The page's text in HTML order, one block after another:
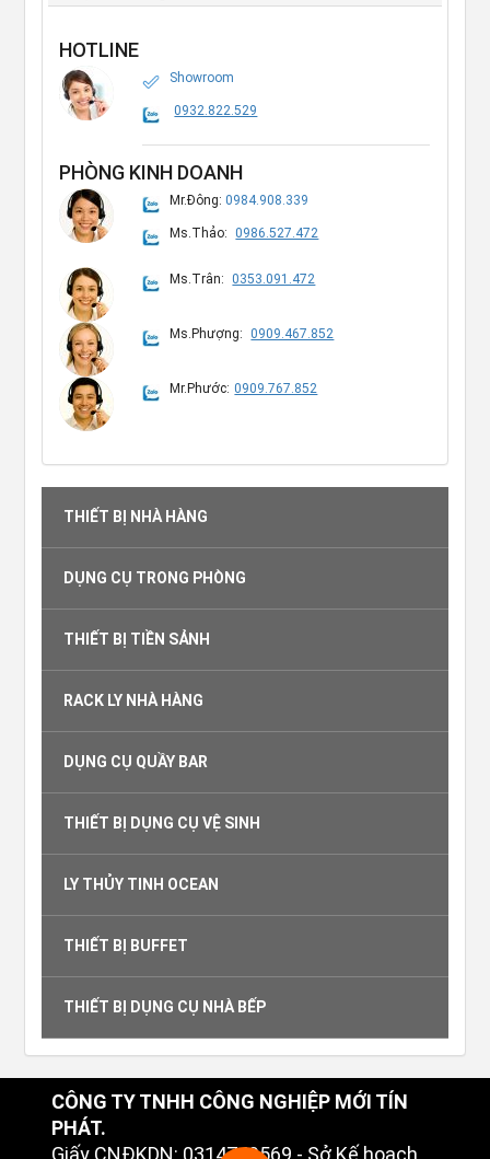
HOTLINE
Showroom
0932.822.529
PHÒNG KINH DOANH
Mr.Đông:0984.908.339
Ms.Thảo: 0986.527.472
Ms.Trân: 0353.091.472
Ms.Phượng: 0909.467.852
Mr.Phước: 0909.767.852
THIẾT BỊ NHÀ HÀNG
DỤNG CỤ TRONG PHÒNG
THIẾT BỊ TIỀN SẢNH
RACK LY NHÀ HÀNG
DỤNG CỤ QUẦY BAR
THIẾT BỊ DỤNG CỤ VỆ SINH
LY THỦY TINH OCEAN
THIẾT BỊ BUFFET
THIẾT BỊ DỤNG CỤ NHÀ BẾP
CÔNG TY TNHH CÔNG NGHIỆP MỚI TÍN
PHÁT.